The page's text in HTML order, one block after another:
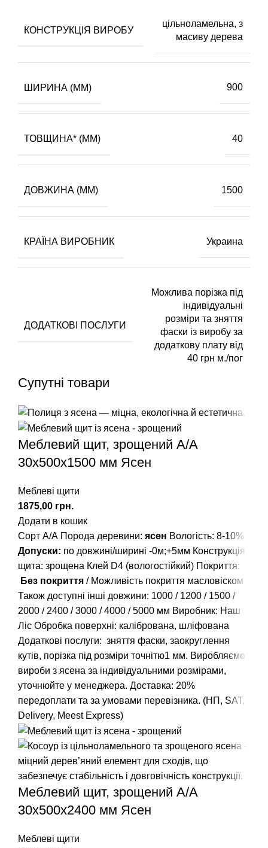
КОНСТРУКЦІЯ ВИРОБУ
цільноламельна, з
масиву дерева
ШИРИНА (ММ) 900
ТОВЩИНА* (ММ) 40
ДОВЖИНА (ММ) 1500
КРАЇНА ВИРОБНИК Украина
ДОДАТКОВІ ПОСЛУГИ
Можлива порізка під
індивідуальні
розміри та зняття
фаски із виробу за
додаткову плату від
40 грн м./пог
Супутні товари
Меблевий щит, зрощений A/А
30х500х1500 мм Ясен
Меблеві щити
грн.
Додати в кошик
Сорт А/А Порода деревини: ясен Вологість: 8-10%
Допуски: по довжині/ширині -0м;+5мм Конструкція
щита: зрощена Клей D4 (вологостійкий) Покриття:
Без покриття / Можливість покриття масловіском
Також доступні інші довжини: 1000 / 1200 / 1500 /
2000 / 2400 /3000 /4000 /5000 мм Виробник: Наш
Ліс Обробка поверхні: калібрована, шліфована
Додаткові послуги: зняття фаски, заокруглення
кутів, порізка під розміри точнітю1 мм. Виробляємо
вироби з ясена за індивідуальними розмірами,
уточнюйте у менеджера. Доставка: 20%
передоплати та за умовами перевізника. (НП, SAT,
Delivery, Meest Express)
Меблевий щит, зрощений A/А
30х500х2400 мм Ясен
Меблеві щити